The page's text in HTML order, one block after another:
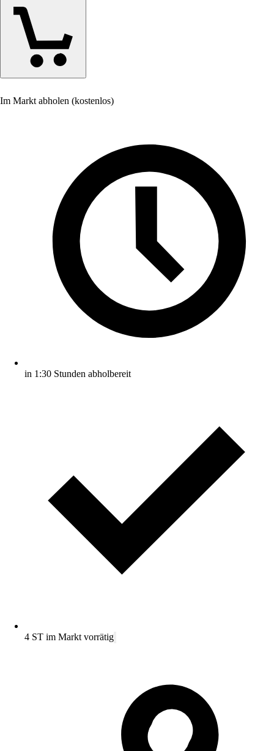
Im Markt abholen (kostenlos)
in 1:30 Stunden abholbereit
4 ST im Markt vorrätig